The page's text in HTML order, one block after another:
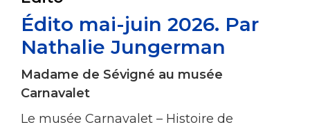
Édito mai-juin 2026. Par
Nathalie Jungerman
Madame de Sévigné au musée
Carnavalet
Le musée Carnavalet – Histoire de